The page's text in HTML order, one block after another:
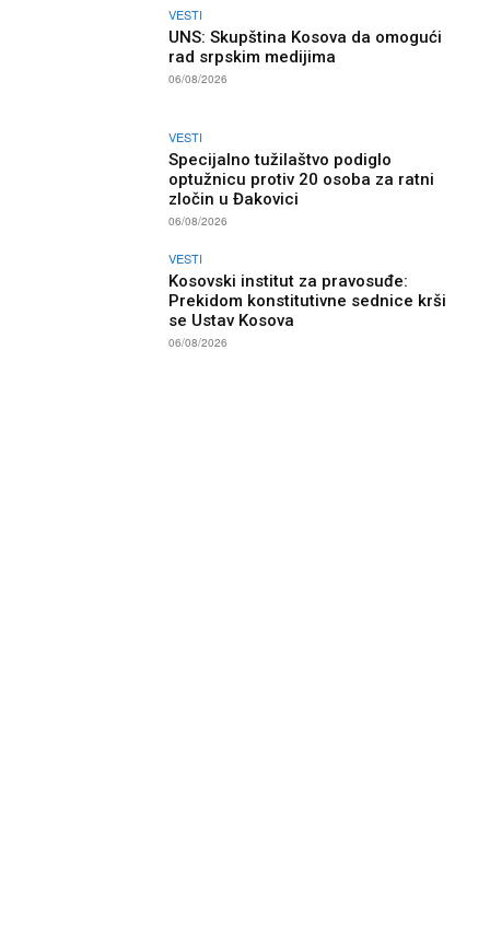
VESTI
UNS: Skupština Kosova da omogući
rad srpskim medijima
06/08/2026
VESTI
Specijalno tužilaštvo podiglo
optužnicu protiv 20 osoba za ratni
zločin u Đakovici
06/08/2026
VESTI
Kosovski institut za pravosuđe:
Prekidom konstitutivne sednice krši
se Ustav Kosova
06/08/2026